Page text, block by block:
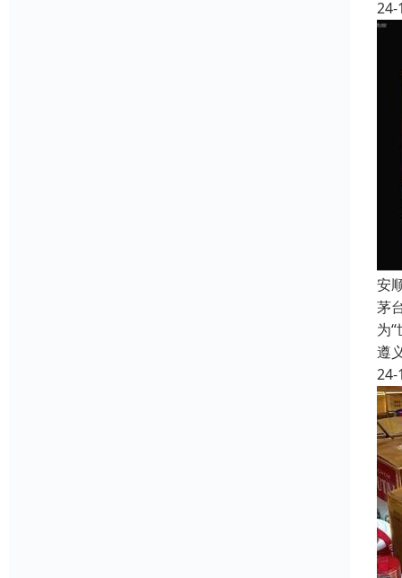
24-
安
茅
为
遵
24-